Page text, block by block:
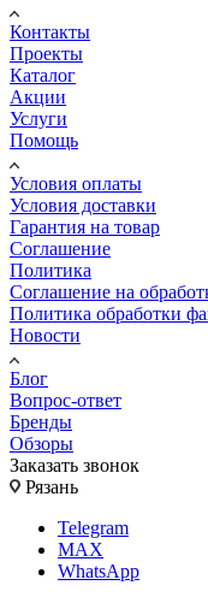
Контакты
Проекты
Каталог
Акции
Услуги
Помощь
Условия оплаты
Условия доставки
Гарантия на товар
Соглашение
Политика
Соглашение на
Политика обработки
Новости
Блог
Вопрос-ответ
Бренды
Обзоры
Заказать звонок
Рязань
Telegram
MAX
WhatsApp